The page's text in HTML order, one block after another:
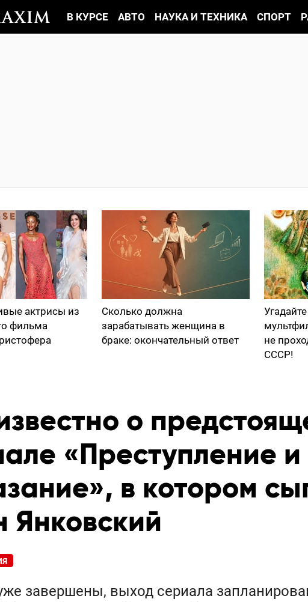
В КУРСЕ АВТО НАУКА И ТЕХНИКА СПОРТ
актрисы из
фильма
Сколько должна
зарабатывать женщина в
браке: окончательный ответ
не
СССР!
о
«Преступление и
в котором
Янковский
завершены, выход сериала